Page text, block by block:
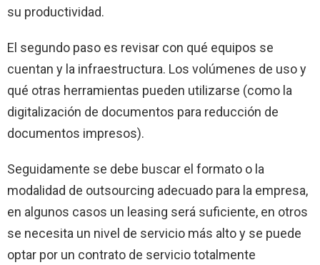
su productividad.
El segundo paso es revisar con qué equipos se
cuentan y la infraestructura. Los volúmenes de uso y
qué otras herramientas pueden utilizarse (como la
digitalización de documentos para reducción de
documentos impresos).
Seguidamente se debe buscar el formato o la
modalidad de outsourcing adecuado para la empresa,
en algunos casos un leasing será suficiente, en otros
se necesita un nivel de servicio más alto y se puede
optar por un contrato de servicio totalmente